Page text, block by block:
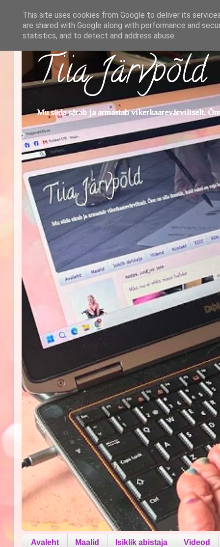
Tiia Järvpõld
Mu süda särab ja armastab vikerkaarevärviliselt.
Avaleht Maalid Isiklik abistaja Videod
This site uses cookies from Google to deliver its
are shared with Google along with performance and
statistics, and to detect and address abuse.